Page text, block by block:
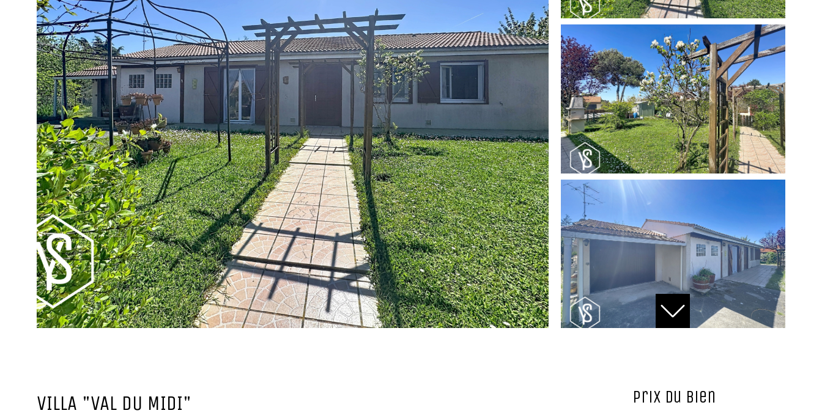
VILLA "VAL DU MIDI" Prix du bien